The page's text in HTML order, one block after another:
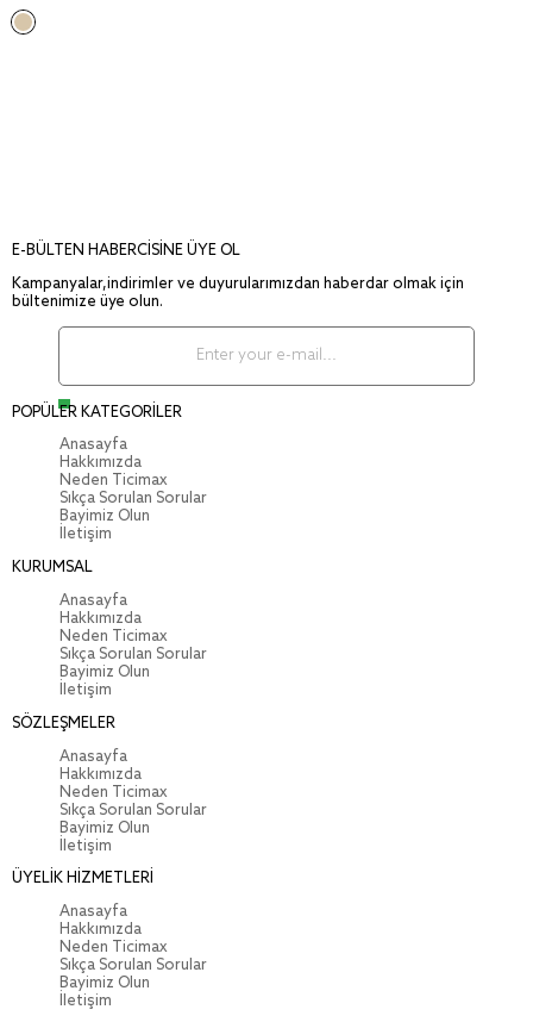
E-BÜLTEN HABERCİSİNE ÜYE OL
Kampanyalar,indirimler ve duyurularımızdan haberdar olmak için
bültenimize üye olun.
POPÜLER KATEGORİLER
Anasayfa
Hakkımızda
Neden Ticimax
Sıkça Sorulan Sorular
Bayimiz Olun
İletişim
KURUMSAL
Anasayfa
Hakkımızda
Neden Ticimax
Sıkça Sorulan Sorular
Bayimiz Olun
İletişim
SÖZLEŞMELER
Anasayfa
Hakkımızda
Neden Ticimax
Sıkça Sorulan Sorular
Bayimiz Olun
İletişim
ÜYELİK HİZMETLERİ
Anasayfa
Hakkımızda
Neden Ticimax
Sıkça Sorulan Sorular
Bayimiz Olun
İletişim